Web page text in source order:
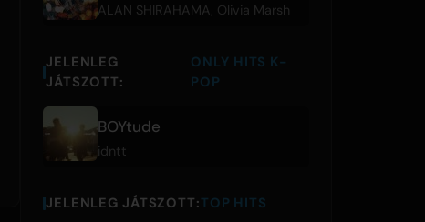
ALAN SHIRAHAMA Olivia Marsh
JELENLEG
JÁTSZOTT:
ONLY HITS K-
POP
BOYtude
idntt
JELENLEG JÁTSZOTT:TOP HITS